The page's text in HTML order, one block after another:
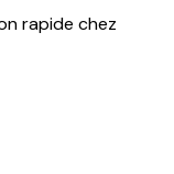
rapide chez